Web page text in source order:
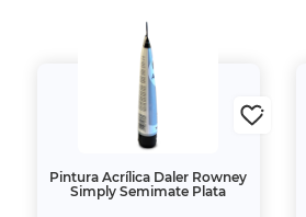
Pintura Acrílica Daler Rowney
Simply Semimate Plata